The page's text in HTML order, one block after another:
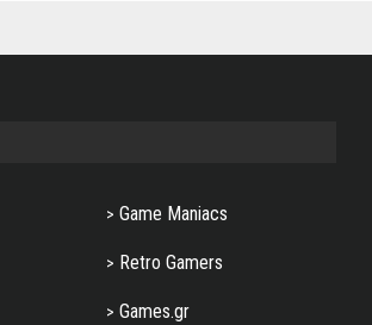
Game Maniacs
Retro Gamers
Games.gr